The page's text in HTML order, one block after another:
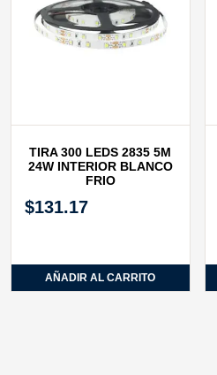
TIRA 300 LEDS 2835 5M
24W INTERIOR BLANCO
FRIO
$131.17
AÑADIR AL CARRITO